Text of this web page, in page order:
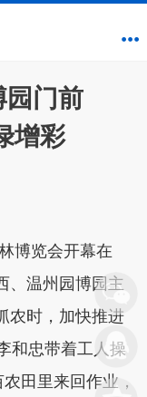
园门前
增彩
博览会开幕在
、温州园博园主
农时，加快推进
和忠带着工人操
田里来回作业，